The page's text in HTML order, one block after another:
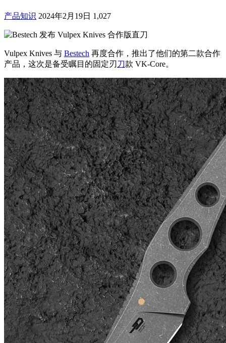
产品知识 2024年2月19日 1,027
Vulpex Knives 与 Bestech 再度合作，推出了他们的第二款合作
产品，这次是备受瞩目的固定刃 刀款 VK-Core。